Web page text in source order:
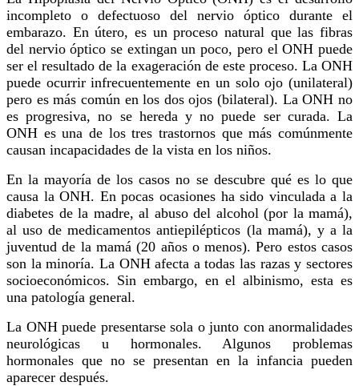
incompleto o defectuoso del nervio óptico durante el
embarazo. En útero, es un proceso natural que las fibras
del nervio óptico se extingan un poco, pero el ONH puede
ser el resultado de la exageración de este proceso. La ONH
puede ocurrir infrecuentemente en un solo ojo (unilateral)
pero es más común en los dos ojos (bilateral). La ONH no
es progresiva, no se hereda y no puede ser curada. La
ONH es una de los tres trastornos que más comúnmente
causan incapacidades de la vista en los niños.
En la mayoría de los casos no se descubre qué es lo que
causa la ONH. En pocas ocasiones ha sido vinculada a la
diabetes de la madre, al abuso del alcohol (por la mamá),
al uso de medicamentos antiepilépticos (la mamá), y a la
juventud de la mamá (20 años o menos). Pero estos casos
son la minoría. La ONH afecta a todas las razas y sectores
socioeconómicos. Sin embargo, en el albinismo, esta es
una patología general.
La ONH puede presentarse sola o junto con anormalidades
neurológicas u hormonales. Algunos problemas
hormonales que no se presentan en la infancia pueden
aparecer después.